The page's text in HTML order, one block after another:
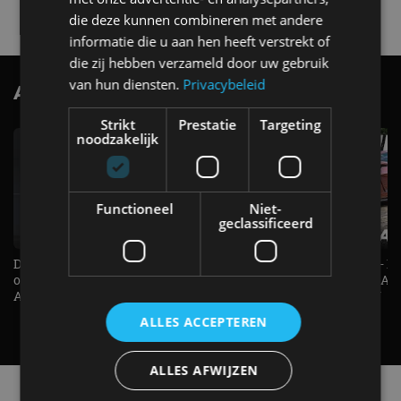
AutoRAI.nl TV SUBSCRIBE
De Renault Twingo heeft een
opvallende snelheidsmeter! -
AutoRAI TV
De perfecte (gezins)taxi? -
ES500e (2026) - REVIEW -
UITGELEGD! - AutoRAI TV
Alle automerken
die deze kunnen combineren met andere
informatie die u aan hen heeft verstrekt of
die zij hebben verzameld door uw gebruik
van hun diensten. Privacybeleid
Strikt
noodzakelijk
Prestatie Targeting
Functioneel
Niet-
geclassificeerd
ALLES ACCEPTEREN
ALLES AFWIJZEN